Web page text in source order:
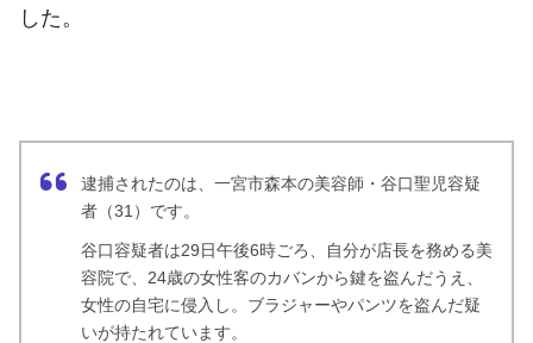
した。
逮捕されたのは、一宮市森本の美容師・谷口聖児容疑
者（31）です。
谷口容疑者は29日午後6時ごろ、自分が店長を務める美
容院で、24歳の女性客のカバンから鍵を盗んだうえ、
女性の自宅に侵入し。ブラジャーやパンツを盗んだ疑
いが持たれています。